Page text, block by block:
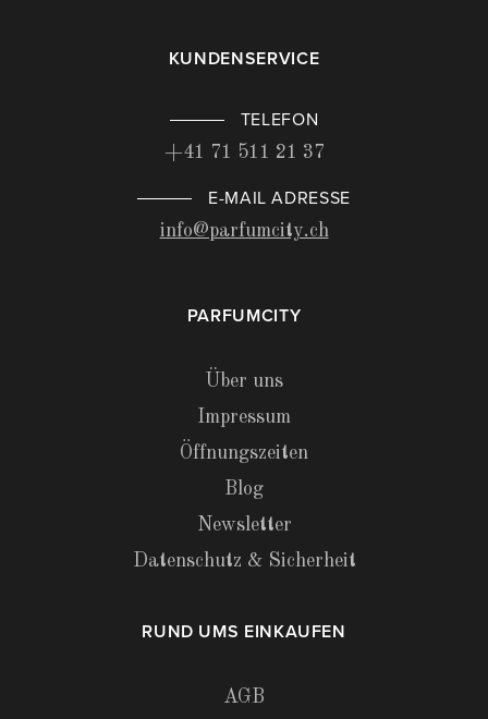
KUNDENSERVICE
TELEFON
+41 71 511 21 37
E-MAIL ADRESSE
info@parfumcity.ch
PARFUMCITY
Über uns
Impressum
Öffnungszeiten
Blog
Newsletter
Datenschutz & Sicherheit
RUND UMS EINKAUFEN
AGB